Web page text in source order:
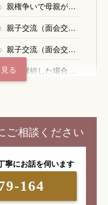
る
親権争いで母親が負ける場合とは？判断基準や獲得のポイントなど
親子交流（面会交流）の「間接強制」とは？認められるための要件を解説
親子交流（面会交流）の第三者機関とは？3つの支援内容や注意点などを解説
養子縁組した場合の子供の養育費｜離婚で養子縁組を解消したらどうなる？
親権喪失・親権停止・管理権喪失とは？子供を守るための制度を解説
妻の浮気(不倫)を理由に離婚 子供の親権はどうなる？
ご相談ください
寧にお話を伺います
164